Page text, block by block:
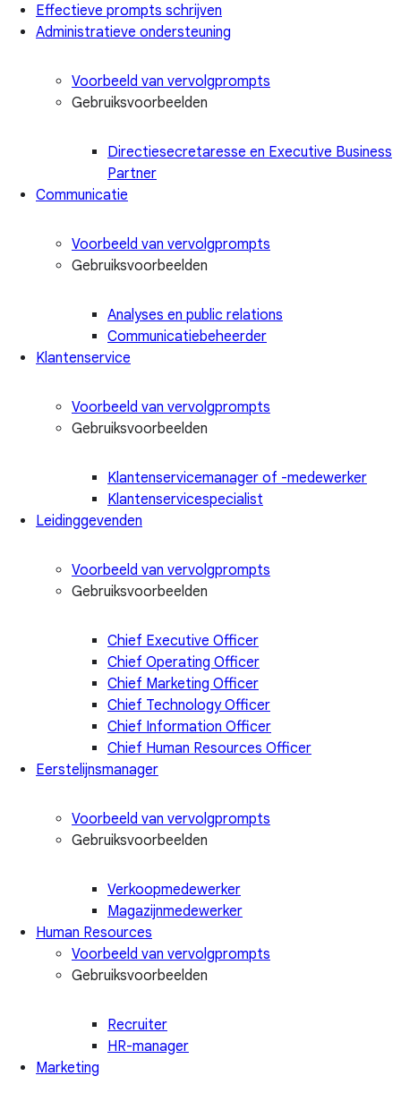
Effectieve prompts schrijven
Administratieve ondersteuning
Voorbeeld van vervolgprompts
Gebruiksvoorbeelden
Directiesecretaresse en Executive Business
Partner
Communicatie
Voorbeeld van vervolgprompts
Gebruiksvoorbeelden
Analyses en public relations
Communicatiebeheerder
Klantenservice
Voorbeeld van vervolgprompts
Gebruiksvoorbeelden
Klantenservicemanager of -medewerker
Klantenservicespecialist
Leidinggevenden
Voorbeeld van vervolgprompts
Gebruiksvoorbeelden
Chief Executive Officer
Chief Operating Officer
Chief Marketing Officer
Chief Technology Officer
Chief Information Officer
Chief Human Resources Officer
Eerstelijnsmanager
Voorbeeld van vervolgprompts
Gebruiksvoorbeelden
Verkoopmedewerker
Magazijnmedewerker
Human Resources
Voorbeeld van vervolgprompts
Gebruiksvoorbeelden
Recruiter
HR-manager
Marketing